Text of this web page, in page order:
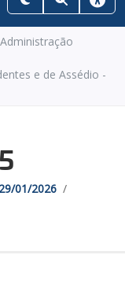
Administração
e de Assédio -
29/01/2026 /